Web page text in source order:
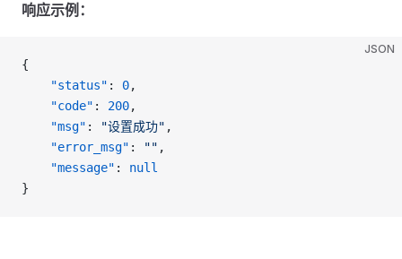
响应示例：
JSON
{
    "status"
: 0,
    "code"
: 200,
    "msg"
: "设置成功" ,
    "error_msg"
: "" ,
    "message"
: null
}